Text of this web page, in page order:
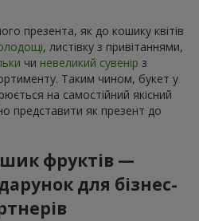
презента, як до кошику квітів
, листівку з привітаннями,
чи невеликий сувенір з
Таким чином, букет у
на самостійний якісний
представити як презент до
фруктів —
для бізнес-